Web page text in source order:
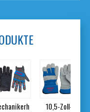
10,5-Zoll-